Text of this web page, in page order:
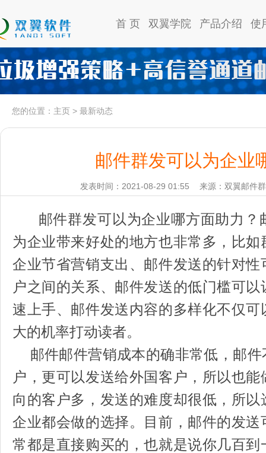
首 页 双翼学院 产品介绍 使
您的位置： 主页 > 最新动态
邮件群发可以为企业
发表时间：2021-08-29 01:55 来源：双翼邮件
邮件群发可以为企业哪方面助力？
为企业带来好处的地方也非常多，比
企业节省营销支出、邮件发送的针对
户之间的关系、邮件发送的低门槛可
速上手、邮件发送内容的多样化不仅
大的机率打动读者。
邮件邮件营销成本的确非常低，邮件
户，更可以发送给外国客户，所以也
向的客户多，发送的难度却很低，所
企业都会做的选择。目前，邮件的发
常都是直接购买的，也就是说你几百